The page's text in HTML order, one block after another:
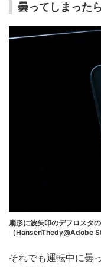
曇ってしまった
扇形に波矢印のデフロスタ
（HansenThedy@Adobe
それでも運転中に曇